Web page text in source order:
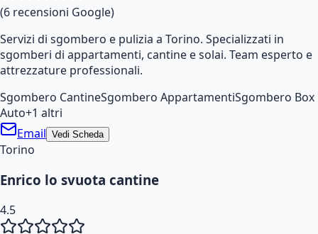
(6 recensioni Google)
Servizi di sgombero e pulizia a Torino. Specializzati in
sgomberi di appartamenti, cantine e solai. Team esperto e
attrezzature professionali.
Sgombero CantineSgombero AppartamentiSgombero Box
Auto+1 altri
Email Vedi Scheda
Torino
Enrico lo svuota cantine
4.5